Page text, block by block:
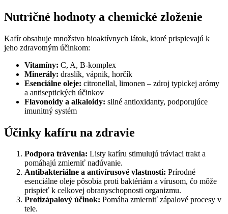
Nutričné hodnoty a chemické zloženie
Kafír obsahuje množstvo bioaktívnych látok, ktoré prispievajú k
jeho zdravotným účinkom:
Vitamíny: C, A, B-komplex
Minerály: draslík, vápnik, horčík
Esenciálne oleje: citronellal, limonen – zdroj typickej arómy
a antiseptických účinkov
Flavonoidy a alkaloidy: silné antioxidanty, podporujúce
imunitný systém
Účinky kafíru na zdravie
Podpora trávenia: Listy kafíru stimulujú tráviaci trakt a
pomáhajú zmierniť nadúvanie.
Antibakteriálne a antivírusové vlastnosti: Prírodné
esenciálne oleje pôsobia proti baktériám a vírusom, čo môže
prispieť k celkovej obranyschopnosti organizmu.
Protizápalový účinok: Pomáha zmierniť zápalové procesy v
tele.